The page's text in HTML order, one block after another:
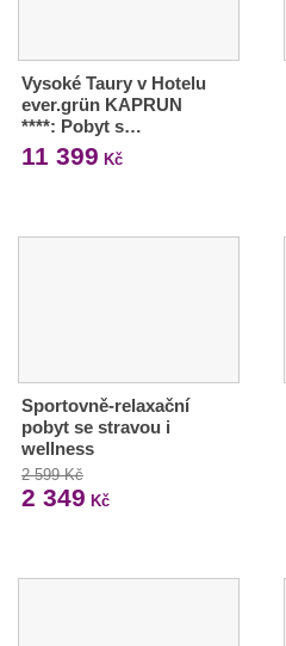
Vysoké Taury v Hotelu
ever.grün KAPRUN
****: Pobyt s…
11 399 Kč
Sportovně-relaxační
pobyt se stravou i
wellness
2 599 Kč
2 349 Kč